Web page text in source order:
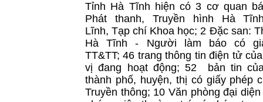
Tỉnh Hà Tĩnh hiện có 3 cơ quan
Phát thanh, Truyền hình Hà
Lĩnh, Tạp chí Khoa học; 2 Đặc san:
Hà Tĩnh - Người làm báo có
TT&TT; 46 trang thông tin điện tử
vị đang hoạt động; 52 bản tin
thành phố, huyện, thị có giấy phép
Truyền thông; 10 Văn phòng đại